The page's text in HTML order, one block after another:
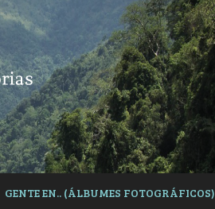
GENTE EN.. (ÁLBUMES FOTOGRÁFICOS)